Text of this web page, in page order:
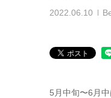
2022.06.10
5月中旬〜6月